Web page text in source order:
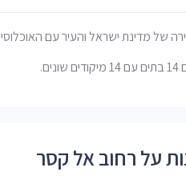
של מדינת ישראל והעיר עם
על רחוב אל קסר